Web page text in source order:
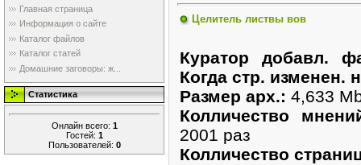
Главная страница
Информация о сайте
Каталог файлов
Каталог статей
Домашние заговоры: ж...
Статистика
Онлайн всего: 1
Гостей: 1
Пользователей: 0
Целитель листвы вов
Куратор добавл.
Когда стр. изменен.
Размер арх.: 4,633
Колличество
2001 раз
Колличество